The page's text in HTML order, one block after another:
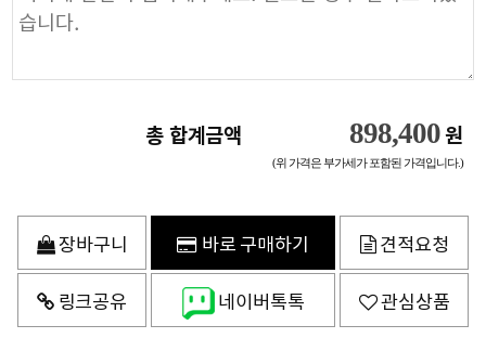
총 합계금액 898,400 원
(위 가격은 부가세가 포함된 가격입니다.)
장바구니 바로 구매하기 견적요청
링크공유 네이버톡톡 관심상품